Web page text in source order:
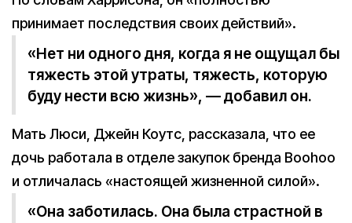
принимает последствия своих действий».
«Нет ни одного дня, когда я не ощущал бы
тяжесть этой утраты, тяжесть, которую
буду нести всю жизнь», — добавил он.
Мать Люси, Джейн Коутс, рассказала, что ее
дочь работала в отделе закупок бренда Boohoo
и отличалась «настоящей жизненной силой».
«Она заботилась. Она была страстной в